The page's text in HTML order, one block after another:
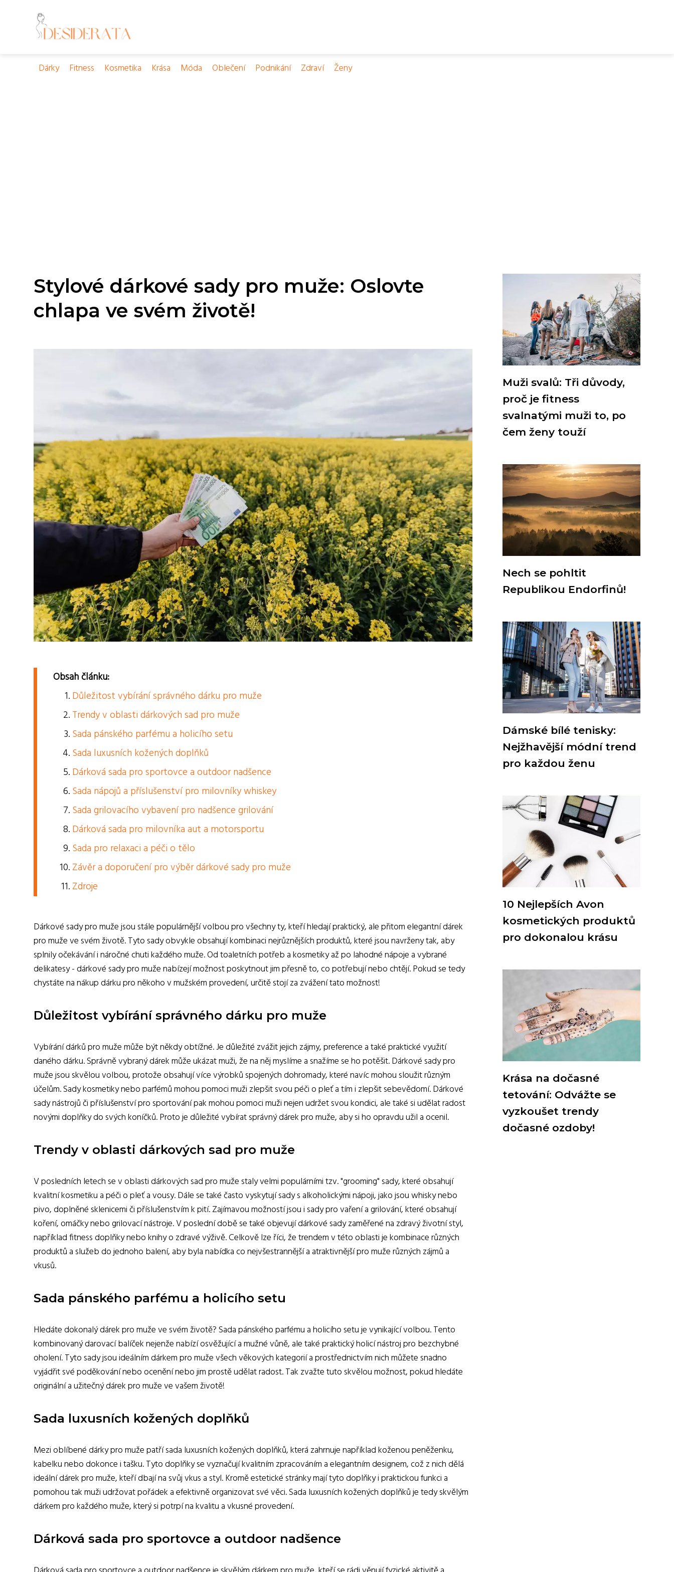
Dárky Fitness Kosmetika Krása Móda Oblečení Podnikání Zdraví Ženy
Stylové dárkové sady pro muže: Oslovte
chlapa ve svém životě!
Obsah článku:
Důležitost vybírání správného dárku pro muže
Trendy v oblasti dárkových sad pro muže
Sada pánského parfému a holicího setu
Sada luxusních kožených doplňků
Dárková sada pro sportovce a outdoor nadšence
Sada nápojů a příslušenství pro milovníky whiskey
Sada grilovacího vybavení pro nadšence grilování
Dárková sada pro milovníka aut a motorsportu
Sada pro relaxaci a péči o tělo
Závěr a doporučení pro výběr dárkové sady pro muže
Zdroje
Dárkové sady pro muže jsou stále populárnější volbou pro všechny ty, kteří hledají praktický, ale přitom elegantní dárek
pro muže ve svém životě. Tyto sady obvykle obsahují kombinaci nejrůznějších produktů, které jsou navrženy tak, aby
splnily očekávání i náročné chuti každého muže. Od toaletních potřeb a kosmetiky až po lahodné nápoje a vybrané
delikatesy - dárkové sady pro muže nabízejí možnost poskytnout jim přesně to, co potřebují nebo chtějí. Pokud se tedy
chystáte na nákup dárku pro někoho v mužském provedení, určitě stojí za zvážení tato možnost!
Důležitost vybírání správného dárku pro muže
Vybírání dárků pro muže může být někdy obtížné. Je důležité zvážit jejich zájmy, preference a také praktické využití
daného dárku. Správně vybraný dárek může ukázat muži, že na něj myslíme a snažíme se ho potěšit. Dárkové sady pro
muže jsou skvělou volbou, protože obsahují více výrobků spojených dohromady, které navíc mohou sloužit různým
účelům. Sady kosmetiky nebo parfémů mohou pomoci muži zlepšit svou péči o pleť a tím i zlepšit sebevědomí. Dárkové
sady nástrojů či příslušenství pro sportování pak mohou pomoci muži nejen udržet svou kondici, ale také si udělat radost
novými doplňky do svých koníčků. Proto je důležité vybírat správný dárek pro muže, aby si ho opravdu užil a ocenil.
Trendy v oblasti dárkových sad pro muže
V posledních letech se v oblasti dárkových sad pro muže staly velmi populárními tzv. "grooming" sady, které obsahují
kvalitní kosmetiku a péči o pleť a vousy. Dále se také často vyskytují sady s alkoholickými nápoji, jako jsou whisky nebo
pivo, doplněné sklenicemi či příslušenstvím k pití. Zajímavou možností jsou i sady pro vaření a grilování, které obsahují
koření, omáčky nebo grilovací nástroje. V poslední době se také objevují dárkové sady zaměřené na zdravý životní styl,
například fitness doplňky nebo knihy o zdravé výživě. Celkově lze říci, že trendem v této oblasti je kombinace různých
produktů a služeb do jednoho balení, aby byla nabídka co nejvšestrannější a atraktivnější pro muže různých zájmů a
vkusů.
Sada pánského parfému a holicího setu
Hledáte dokonalý dárek pro muže ve svém životě? Sada pánského parfému a holicího setu je vynikající volbou. Tento
kombinovaný darovací balíček nejenže nabízí osvěžující a mužné vůně, ale také praktický holicí nástroj pro bezchybné
oholení. Tyto sady jsou ideálním dárkem pro muže všech věkových kategorií a prostřednictvím nich můžete snadno
vyjádřit své poděkování nebo ocenění nebo jim prostě udělat radost. Tak zvažte tuto skvělou možnost, pokud hledáte
originální a užitečný dárek pro muže ve vašem životě!
Sada luxusních kožených doplňků
Mezi oblíbené dárky pro muže patří sada luxusních kožených doplňků, která zahrnuje například koženou peněženku,
kabelku nebo dokonce i tašku. Tyto doplňky se vyznačují kvalitním zpracováním a elegantním designem, což z nich dělá
ideální dárek pro muže, kteří dbají na svůj vkus a styl. Kromě estetické stránky mají tyto doplňky i praktickou funkci a
pomohou tak muži udržovat pořádek a efektivně organizovat své věci. Sada luxusních kožených doplňků je tedy skvělým
dárkem pro každého muže, který si potrpí na kvalitu a vkusné provedení.
Dárková sada pro sportovce a outdoor nadšence
Muži svalů: Tři důvody,
proč je fitness
svalnatými muži to, po
čem ženy touží
Nech se pohltit
Republikou Endorfinů!
Dámské bílé tenisky:
Nejžhavější módní trend
pro každou ženu
10 Nejlepších Avon
kosmetických produktů
pro dokonalou krásu
Krása na dočasné
tetování: Odvážte se
vyzkoušet trendy
dočasné ozdoby!